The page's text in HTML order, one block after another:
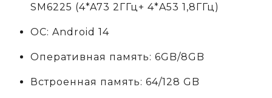
SM6225 (4*A73 2ГГц+ 4*A53 1,8ГГц)
ОС: Android 14
Оперативная память: 6GB/8GB
Встроенная память: 64/128 GB